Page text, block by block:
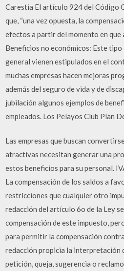
Carestia El artículo 924 del Código
que, “una vez opuesta, la
efectos a partir del momento en que
Beneficios no económicos: Este
general vienen estipulados en el
muchas empresas hacen mejoras
además del seguro de vida y de
jubilación algunos ejemplos de
empleados. Los Pelayos Club Plan
Las empresas que buscan
atractivas necesitan generar una
estos beneficios para su personal.
La compensación de los saldos a
restricciones que cualquier otro
redacción del artículo 6o de la Ley
compensación de este impuesto,
para permitir la compensación
redacción propicia la interpretación
petición, queja, sugerencia o